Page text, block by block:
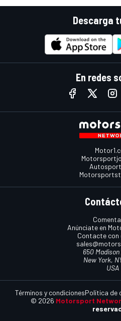
Descarga
En redes
Anúnciate en
Contacte con
650 Madison
New York,
USA
© 2026 Motorsport
Términos y condicionesPolítica de